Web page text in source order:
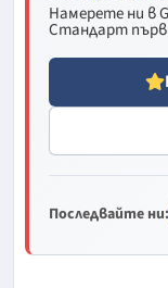
Намерете ни в
Стандарт
Последвайте ни: